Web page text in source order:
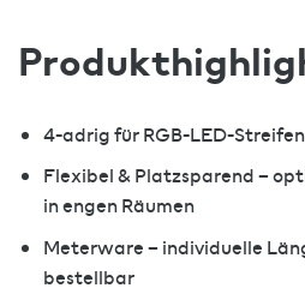
4-adrig für RGB-LED-Streifen
Flexibel & Platzsparend –
in engen Räumen
Meterware – individuelle
bestellbar